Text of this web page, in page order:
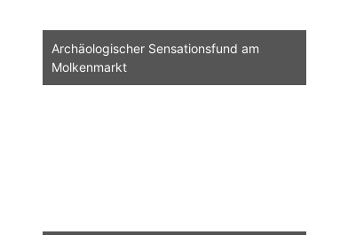
Archäologischer Sensationsfund am
Molkenmarkt